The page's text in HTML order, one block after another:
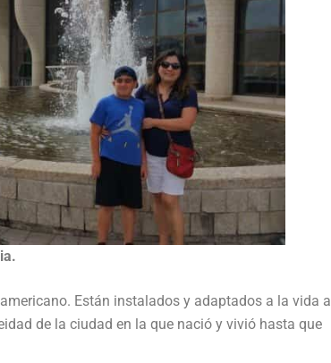
Están instalados y adaptados a la vida
de la ciudad en la que nació y vivió hasta que